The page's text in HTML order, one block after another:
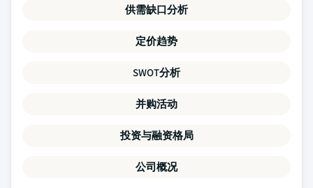
供需缺口分析
定价趋势
SWOT分析
并购活动
投资与融资格局
公司概况